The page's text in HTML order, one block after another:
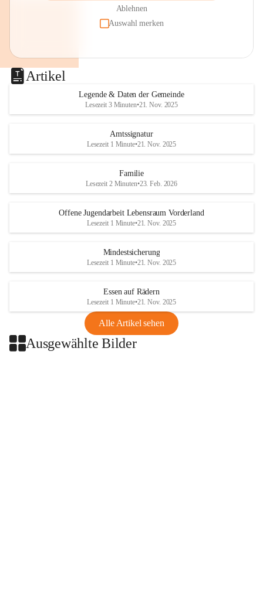
Ablehnen
Auswahl merken
Artikel
Legende & Daten der Gemeinde
Lesezeit 3 Minuten•21. Nov. 2025
Amtssignatur
Lesezeit 1 Minute•21. Nov. 2025
Familie
Lesezeit 2 Minuten•23. Feb. 2026
Offene Jugendarbeit Lebensraum Vorderland
Lesezeit 1 Minute•21. Nov. 2025
Mindestsicherung
Lesezeit 1 Minute•21. Nov. 2025
Essen auf Rädern
Lesezeit 1 Minute•21. Nov. 2025
Alle Artikel sehen
Ausgewählte Bilder